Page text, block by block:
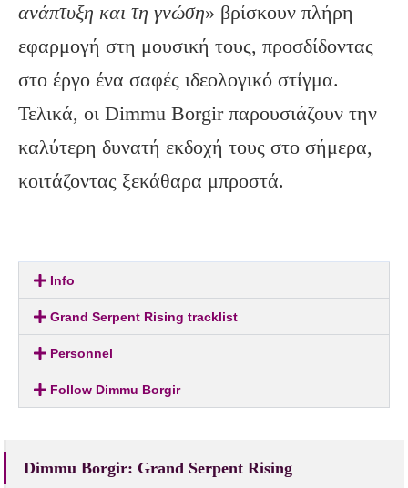
ανάπτυξη και τη γνώση» βρίσκουν πλήρη
εφαρμογή στη μουσική τους, προσδίδοντας
στο έργο ένα σαφές ιδεολογικό στίγμα.
Τελικά, οι Dimmu Borgir παρουσιάζουν την
καλύτερη δυνατή εκδοχή τους στο σήμερα,
κοιτάζοντας ξεκάθαρα μπροστά.
Info
Grand Serpent Rising tracklist
Personnel
Follow Dimmu Borgir
Dimmu Borgir: Grand Serpent Rising